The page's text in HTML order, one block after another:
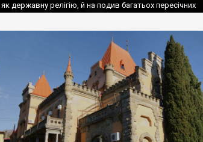
як державну релігію, й на подив багатьох пересічних